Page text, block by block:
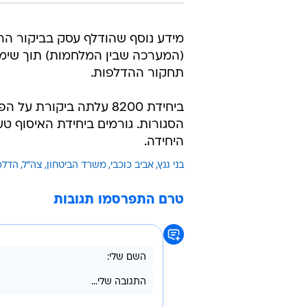
מידע נוסף שהודלף עסק בביקור
(המערכה שבין המלחמות) תוך
תחקור ההדלפות.
ביחידת 8200 עלתה
הסגורות. גורמים ביחידת האיסוף
היחידה.
בני גנץ אביב כוכבי משרד הביטחון צה"ל
טרם התפרסמו תגובות